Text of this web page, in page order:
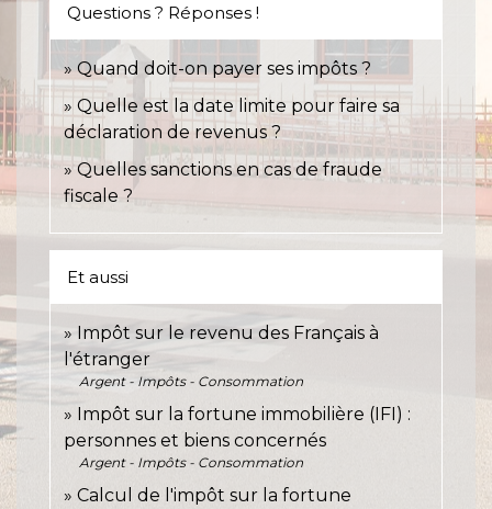
Questions ? Réponses !
Quand doit-on payer ses impôts ?
Quelle est la date limite pour faire sa
déclaration de revenus ?
Quelles sanctions en cas de fraude
fiscale ?
Et aussi
Impôt sur le revenu des Français à
l'étranger
Argent - Impôts - Consommation
Impôt sur la fortune immobilière (IFI) :
personnes et biens concernés
Argent - Impôts - Consommation
Calcul de l'impôt sur la fortune